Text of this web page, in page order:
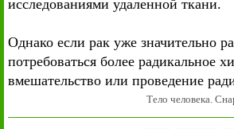
исследованиями удаленной ткани.
Однако если рак уже значительно
потребоваться более радикальное
вмешательство или проведение
Тело человека.